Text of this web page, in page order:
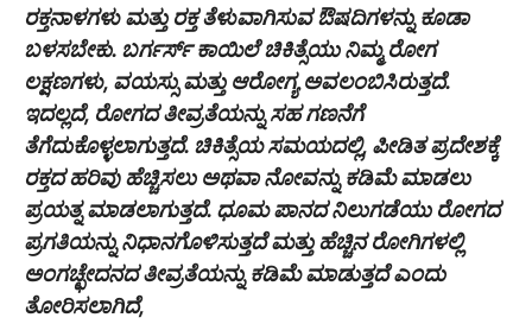
ರಕ್ತನಾಳಗಳು ಮತ್ತು ರಕ್ತ ತೆಳುವಾಗಿಸುವ ಔಷದಿಗಳನ್ನು ಕೂಡಾ
ಬಳಸಬೇಕು. ಬರ್ಗರ್ಸ್ ಕಾಯಿಲೆ ಚಿಕಿತ್ಸೆಯು ನಿಮ್ಮ ರೋಗ
ಲಕ್ಷಣಗಳು, ವಯಸ್ಸು ಮತ್ತು ಆರೋಗ್ಯ ಅವಲಂಬಿಸಿರುತ್ತದೆ.
ಇದಲ್ಲದೆ, ರೋಗದ ತೀವ್ರತೆಯನ್ನು ಸಹ ಗಣನೆಗೆ
ತೆಗೆದುಕೊಳ್ಳಲಾಗುತ್ತದೆ. ಚಿಕಿತ್ಸೆಯ ಸಮಯದಲ್ಲಿ, ಪೀಡಿತ ಪ್ರದೇಶಕ್ಕೆ
ರಕ್ತದ ಹರಿವು ಹೆಚ್ಚಿಸಲು ಅಥವಾ ನೋವನ್ನು ಕಡಿಮೆ ಮಾಡಲು
ಪ್ರಯತ್ನ ಮಾಡಲಾಗುತ್ತದೆ. ಧೂಮ ಪಾನದ ನಿಲುಗಡೆಯು ರೋಗದ
ಪ್ರಗತಿಯನ್ನು ನಿಧಾನಗೊಳಿಸುತ್ತದೆ ಮತ್ತು ಹೆಚ್ಚಿನ ರೋಗಿಗಳಲ್ಲಿ
ಅಂಗಚ್ಛೇದನದ ತೀವ್ರತೆಯನ್ನು ಕಡಿಮೆ ಮಾಡುತ್ತದೆ ಎಂದು
ತೋರಿಸಲಾಗಿದೆ,